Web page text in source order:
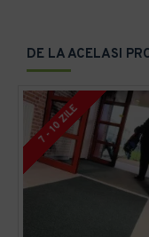
DE LA ACELASI
7 - 10 ZILE